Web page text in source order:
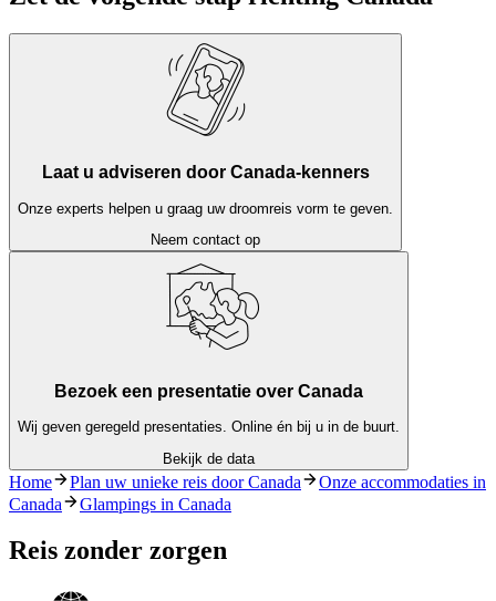
Laat u adviseren door Canada-kenners
Onze experts helpen u graag uw droomreis vorm te geven.
Neem contact op
Bezoek een presentatie over Canada
Wij geven geregeld presentaties. Online én bij u in de buurt.
Bekijk de data
Home Plan uw unieke reis door Canada
Onze accommodaties in
Canada
Glampings in Canada
Reis zonder zorgen